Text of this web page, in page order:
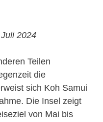
2024
Teilen
die
sich Koh Samui
Die Insel zeigt
von Mai bis